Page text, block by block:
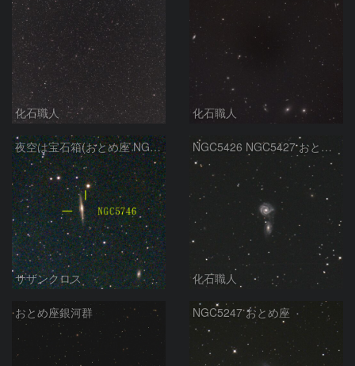
化石職人 化石職人
夜空は宝石箱(おとめ座 NGC5746) Seestar50
サザンクロス
NGC5426 NGC5427 おとめ座
化石職人
おとめ座銀河群 NGC5247 おとめ座